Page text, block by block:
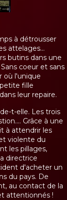
à détrousser
attelages...
butins dans une
coeur et sans
où l'unique
fille
leur repaire.
t-elle. Les trois
Grâce à une
à attendrir les
violente du
les pillages,
directrice
d'acheter un
du pays. De
au contact de la
attentionnés !